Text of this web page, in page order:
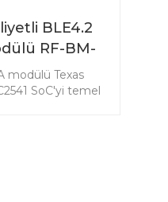
BLE4.2
RF-BM-
modülü Texas
SoC'yi temel